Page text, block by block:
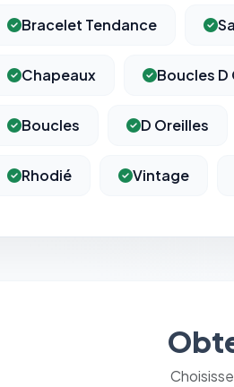
Bracelet Tendance
Chapeaux Boucles D
Boucles D Oreilles
Rhodié Vintage
⚙️